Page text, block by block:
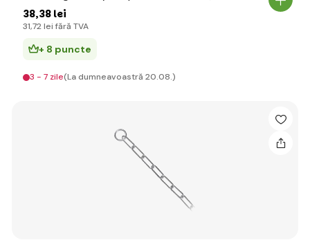
38,38 lei
31,72 lei fără TVA
+ 8 puncte
3 - 7 zile(La dumneavoastră 20.08.)